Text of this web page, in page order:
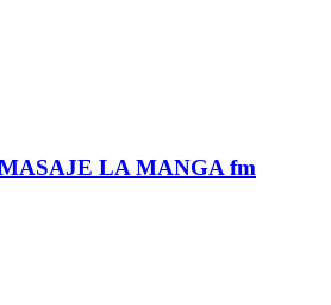
LA MANGA fm